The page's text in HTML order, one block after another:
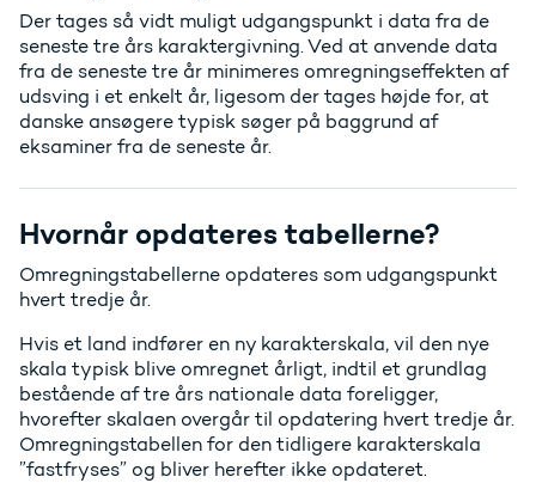
Der tages så vidt muligt udgangspunkt i data fra de
seneste tre års karaktergivning. Ved at anvende data
fra de seneste tre år minimeres omregningseffekten af
udsving i et enkelt år, ligesom der tages højde for, at
danske ansøgere typisk søger på baggrund af
eksaminer fra de seneste år.
Hvornår opdateres tabellerne?
Omregningstabellerne opdateres som udgangspunkt
hvert tredje år.
Hvis et land indfører en ny karakterskala, vil den nye
skala typisk blive omregnet årligt, indtil et grundlag
bestående af tre års nationale data foreligger,
hvorefter skalaen overgår til opdatering hvert tredje år.
Omregningstabellen for den tidligere karakterskala
”fastfryses” og bliver herefter ikke opdateret.